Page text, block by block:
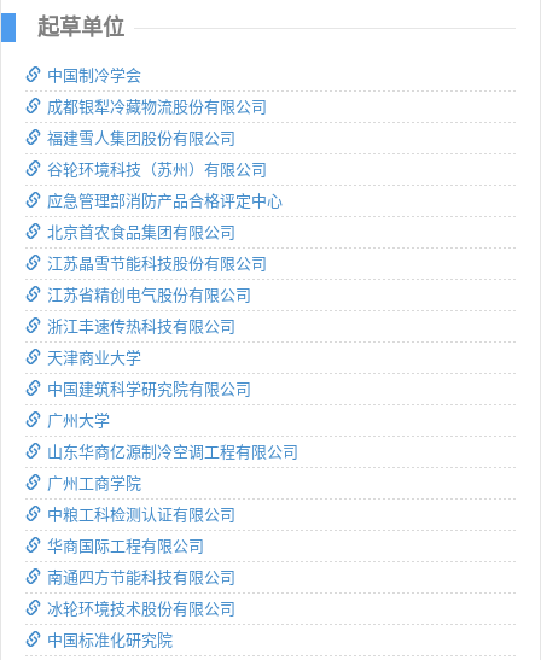
起草单位
中国制冷学会
成都银犁冷藏物流股份有限公司
福建雪人集团股份有限公司
谷轮环境科技（苏州）有限公司
应急管理部消防产品合格评定中心
北京首农食品集团有限公司
江苏晶雪节能科技股份有限公司
江苏省精创电气股份有限公司
浙江丰速传热科技有限公司
天津商业大学
中国建筑科学研究院有限公司
广州大学
山东华商亿源制冷空调工程有限公司
广州工商学院
中粮工科检测认证有限公司
华商国际工程有限公司
南通四方节能科技有限公司
冰轮环境技术股份有限公司
中国标准化研究院